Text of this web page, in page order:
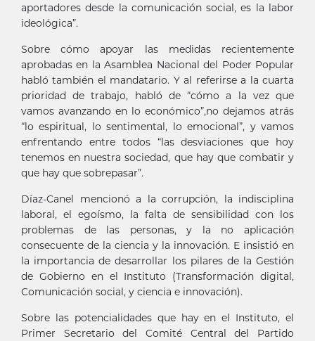
aportadores desde la comunicación social, es la labor
ideológica”.
Sobre cómo apoyar las medidas recientemente
aprobadas en la Asamblea Nacional del Poder Popular
habló también el mandatario. Y al referirse a la cuarta
prioridad de trabajo, habló de “cómo a la vez que
vamos avanzando en lo económico”,no dejamos atrás
“lo espiritual, lo sentimental, lo emocional”, y vamos
enfrentando entre todos “las desviaciones que hoy
tenemos en nuestra sociedad, que hay que combatir y
que hay que sobrepasar”.
Díaz-Canel mencionó a la corrupción, la indisciplina
laboral, el egoísmo, la falta de sensibilidad con los
problemas de las personas, y la no aplicación
consecuente de la ciencia y la innovación. E insistió en
la importancia de desarrollar los pilares de la Gestión
de Gobierno en el Instituto (Transformación digital,
Comunicación social, y ciencia e innovación).
Sobre las potencialidades que hay en el Instituto, el
Primer Secretario del Comité Central del Partido